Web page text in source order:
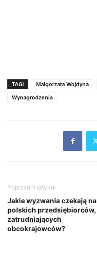
TAGI Małgorzata Wojdyna
Wynagrodzenia
Poprzedni artykuł
Jakie wyzwania czekają na
polskich przedsiębiorców,
zatrudniających
obcokrajowców?